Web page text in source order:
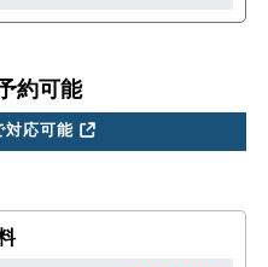
約可能
対応可能